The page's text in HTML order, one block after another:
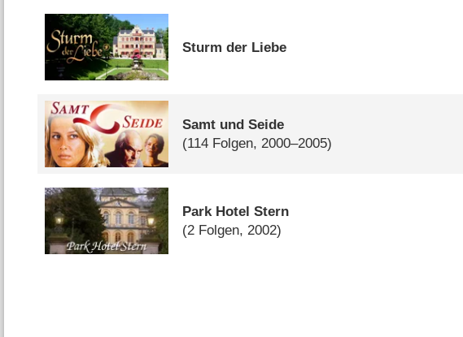
Sturm der Liebe
Samt und Seide
(114 Folgen, 2000–2005)
Park Hotel Stern
(2 Folgen, 2002)